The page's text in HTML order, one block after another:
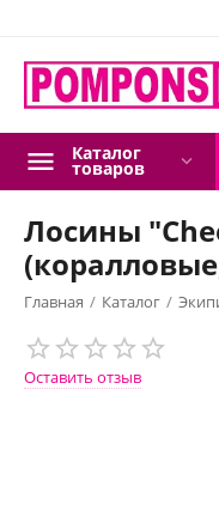
Каталог
товаров
Лосины
Главная / Каталог /
Оставить отзыв